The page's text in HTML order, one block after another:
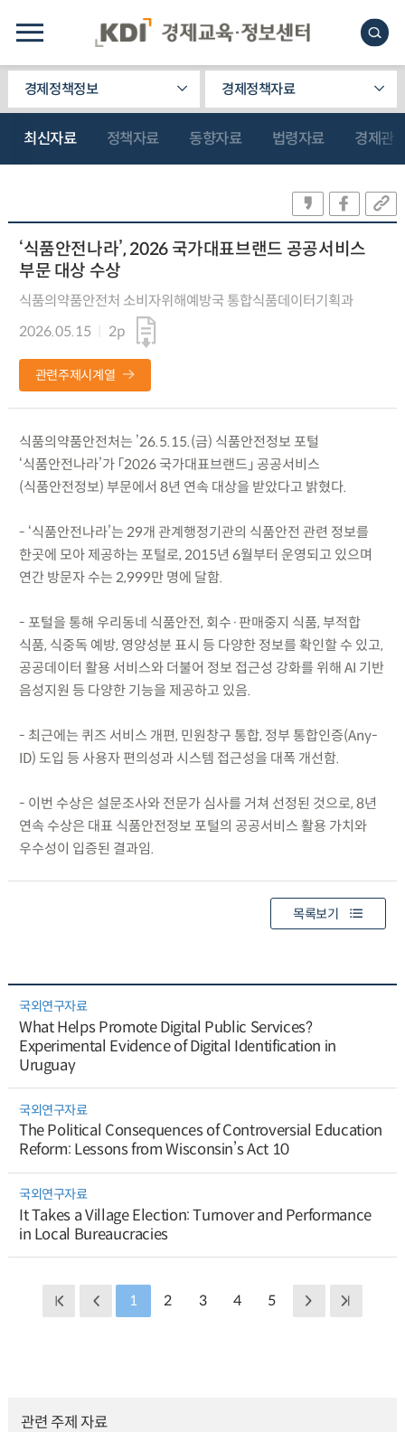
경제정책정보 경제정책자료
최신자료 정책자료 동향자료 법령자료 경제관
‘식품안전나라’, 2026 국가대표브랜드 공공서비스
부문 대상 수상
식품의약품안전처 소비자위해예방국 통합식품데이터기획과
2026.05.15
2p
관련주제시계열
식품의약품안전처는 ’26.5.15.(금) 식품안전정보 포털
‘식품안전나라’가 「2026 국가대표브랜드」 공공서비스
(식품안전정보) 부문에서 8년 연속 대상을 받았다고 밝혔다.
- ‘식품안전나라’는 29개 관계행정기관의 식품안전 관련 정보를
한곳에 모아 제공하는 포털로, 2015년 6월부터 운영되고 있으며
연간 방문자 수는 2,999만 명에 달함.
- 포털을 통해 우리동네 식품안전, 회수·판매중지 식품, 부적합
식품, 식중독 예방, 영양성분 표시 등 다양한 정보를 확인할 수 있고,
공공데이터 활용 서비스와 더불어 정보 접근성 강화를 위해 AI 기반
음성지원 등 다양한 기능을 제공하고 있음.
- 최근에는 퀴즈 서비스 개편, 민원창구 통합, 정부 통합인증(Any-
ID) 도입 등 사용자 편의성과 시스템 접근성을 대폭 개선함.
- 이번 수상은 설문조사와 전문가 심사를 거쳐 선정된 것으로, 8년
연속 수상은 대표 식품안전정보 포털의 공공서비스 활용 가치와
우수성이 입증된 결과임.
목록보기
국외연구자료
What Helps Promote Digital Public Services?
Experimental Evidence of Digital Identification in
Uruguay
국외연구자료
The Political Consequences of Controversial Education
Reform: Lessons from Wisconsin’s Act 10
국외연구자료
It Takes a Village Election: Turnover and Performance
in Local Bureaucracies
1 2 3 4 5
관련 주제 자료